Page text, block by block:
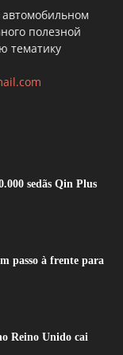
полезной
тематику
sedãs Qin Plus
passo à frente para
Reino Unido cai